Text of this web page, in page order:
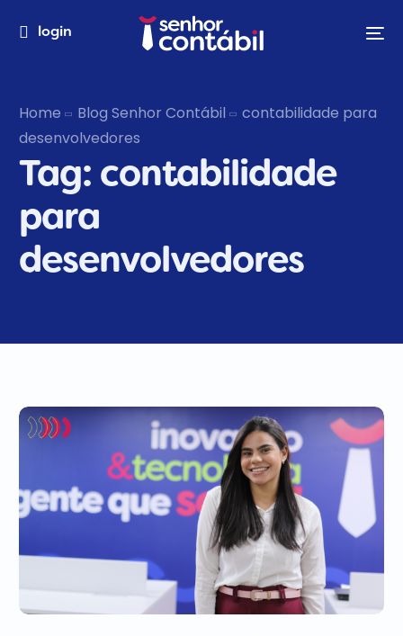
login
Home Blog Senhor Contábil
contabilidade para
desenvolvedores
Tag: contabilidade
para
desenvolvedores